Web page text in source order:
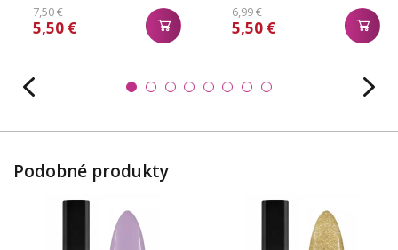
7,50 €
5,50 €
6,99 €
5,50 €
Podobné produkty